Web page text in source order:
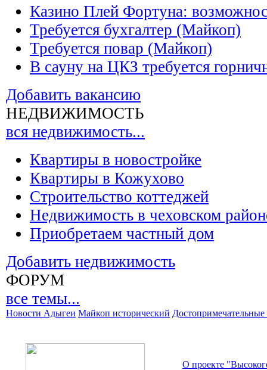
Казино Плей Фортуна:
Требуется бухгалтер (Майкоп)
Требуется повар (Майкоп)
В сауну на ЦКЗ требуется
Добавить вакансию
НЕДВИЖИМОСТЬ
вся недвижимость...
Квартиры в новостройке
Квартиры в Кожухово
Строительство коттеджей
Недвижимость в чеховском
Приобретаем частный дом
Добавить недвижимость
ФОРУМ
все темы...
Новости Адыгеи Майкоп исторический Достопримечательные
О проекте